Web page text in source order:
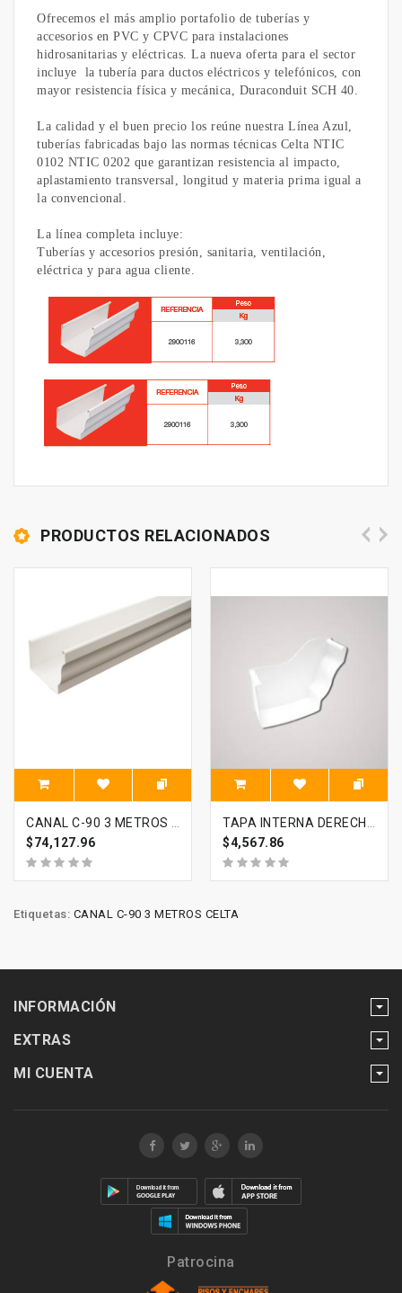
Ofrecemos el más amplio portafolio de tuberías y
accesorios en PVC y CPVC para instalaciones
hidrosanitarias y eléctricas. La nueva oferta para el sector
incluye la tubería para ductos eléctricos y telefónicos, con
mayor resistencia física y mecánica, Duraconduit SCH 40.
La calidad y el buen precio los reúne nuestra Línea Azul,
tuberías fabricadas bajo las normas técnicas Celta NTIC
0102 NTIC 0202 que garantizan resistencia al impacto,
aplastamiento transversal, longitud y materia prima igual a
la convencional.
La línea completa incluye:
Tuberías y accesorios presión, sanitaria, ventilación,
eléctrica y para agua cliente.
PRODUCTOS RELACIONADOS
CANAL C-90 3 METROS CELTA
$74,127.96
TAPA INTERNA DERECHA CANAL C-90 CELTA
$4,567.86
Etiquetas: CANAL C-90 3 METROS CELTA
INFORMACIÓN
EXTRAS
MI CUENTA
Patrocina